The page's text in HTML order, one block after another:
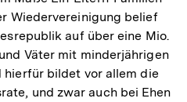
Wiedervereinigung belief
auf über eine Mio.
Väter mit minderjährigen
hierfür bildet vor allem die
und zwar auch bei Ehen